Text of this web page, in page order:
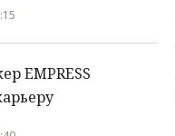
EMPRESS